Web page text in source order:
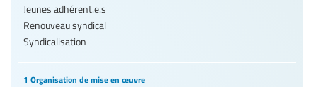
Jeunes adhérent.e.s
Renouveau syndical
Syndicalisation
1 Organisation de mise en œuvre